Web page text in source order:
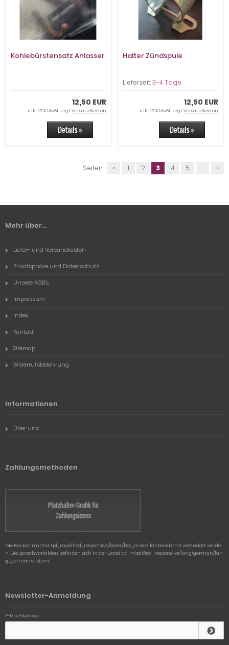
Kohlebürstensatz Anlasser
12,50 EUR
inkl. 19 % MwSt. zzgl.Versandkosten
Halter Zündspule
Lieferzeit:3-4 Tage
12,50 EUR
inkl. 19 % MwSt. zzgl.Versandkosten
Seiten: « 1 2 3 4 5 ... »
Mehr über...
Liefer- und Versandkosten
Privatsphäre und Datenschutz
Unsere AGB's
Impressum
Index
Kontakt
Sitemap
Widerrufsbelehrung
Informationen
Über uns
Zahlungsmethoden
Die Box kann unter tpl_modified_responsive/boxes/box_miscellaneous.html verändert werde
n. Die Sprachvariablen befinden sich in der Datei tpl_modified_responsive/lang/german/lan
g_german.custom.
Newsletter-Anmeldung
E-Mail-Adresse: